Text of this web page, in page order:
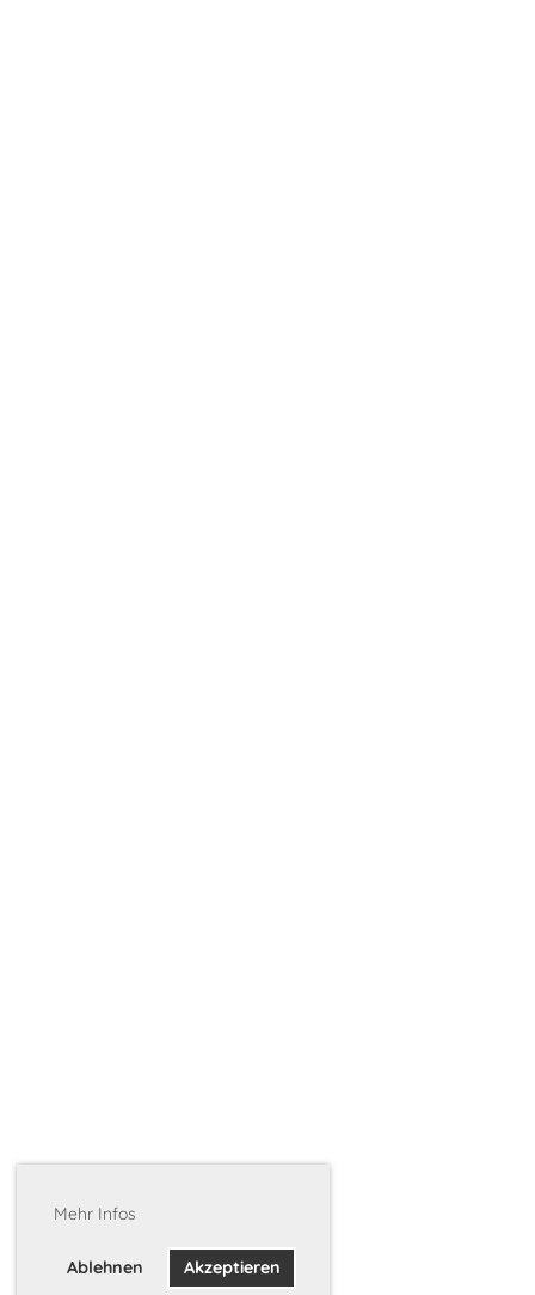
Mehr Infos
Ablehnen Akzeptieren